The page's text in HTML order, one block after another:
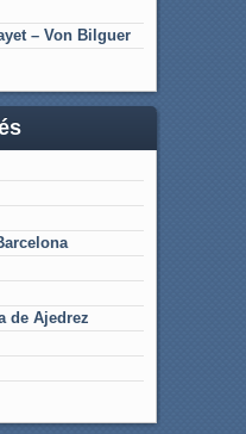
– Von Bilguer
de Ajedrez